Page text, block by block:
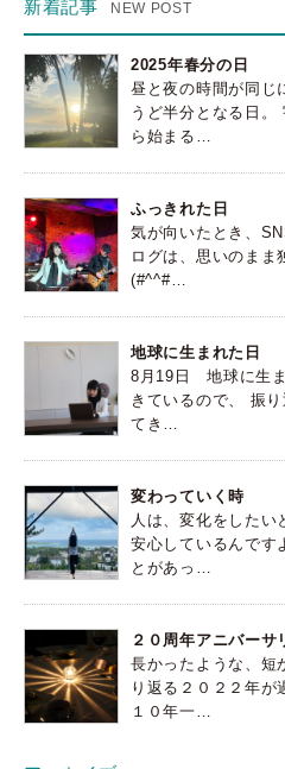
新着記事
2025年春分の日
昼と夜の時間が同じ
うど半分となる日。
ら始まる…
ふっきれた日
気が向いたとき、
ログは、思いのまま
(#^^#…
地球に生まれた日
8月19日 地球に生
きているので、 振
てき…
変わっていく時
人は、変化をしたい
安心しているんです
とがあっ…
２０周年アニバーサ
長かったような、短
り返る２０２２年が
１０年一…